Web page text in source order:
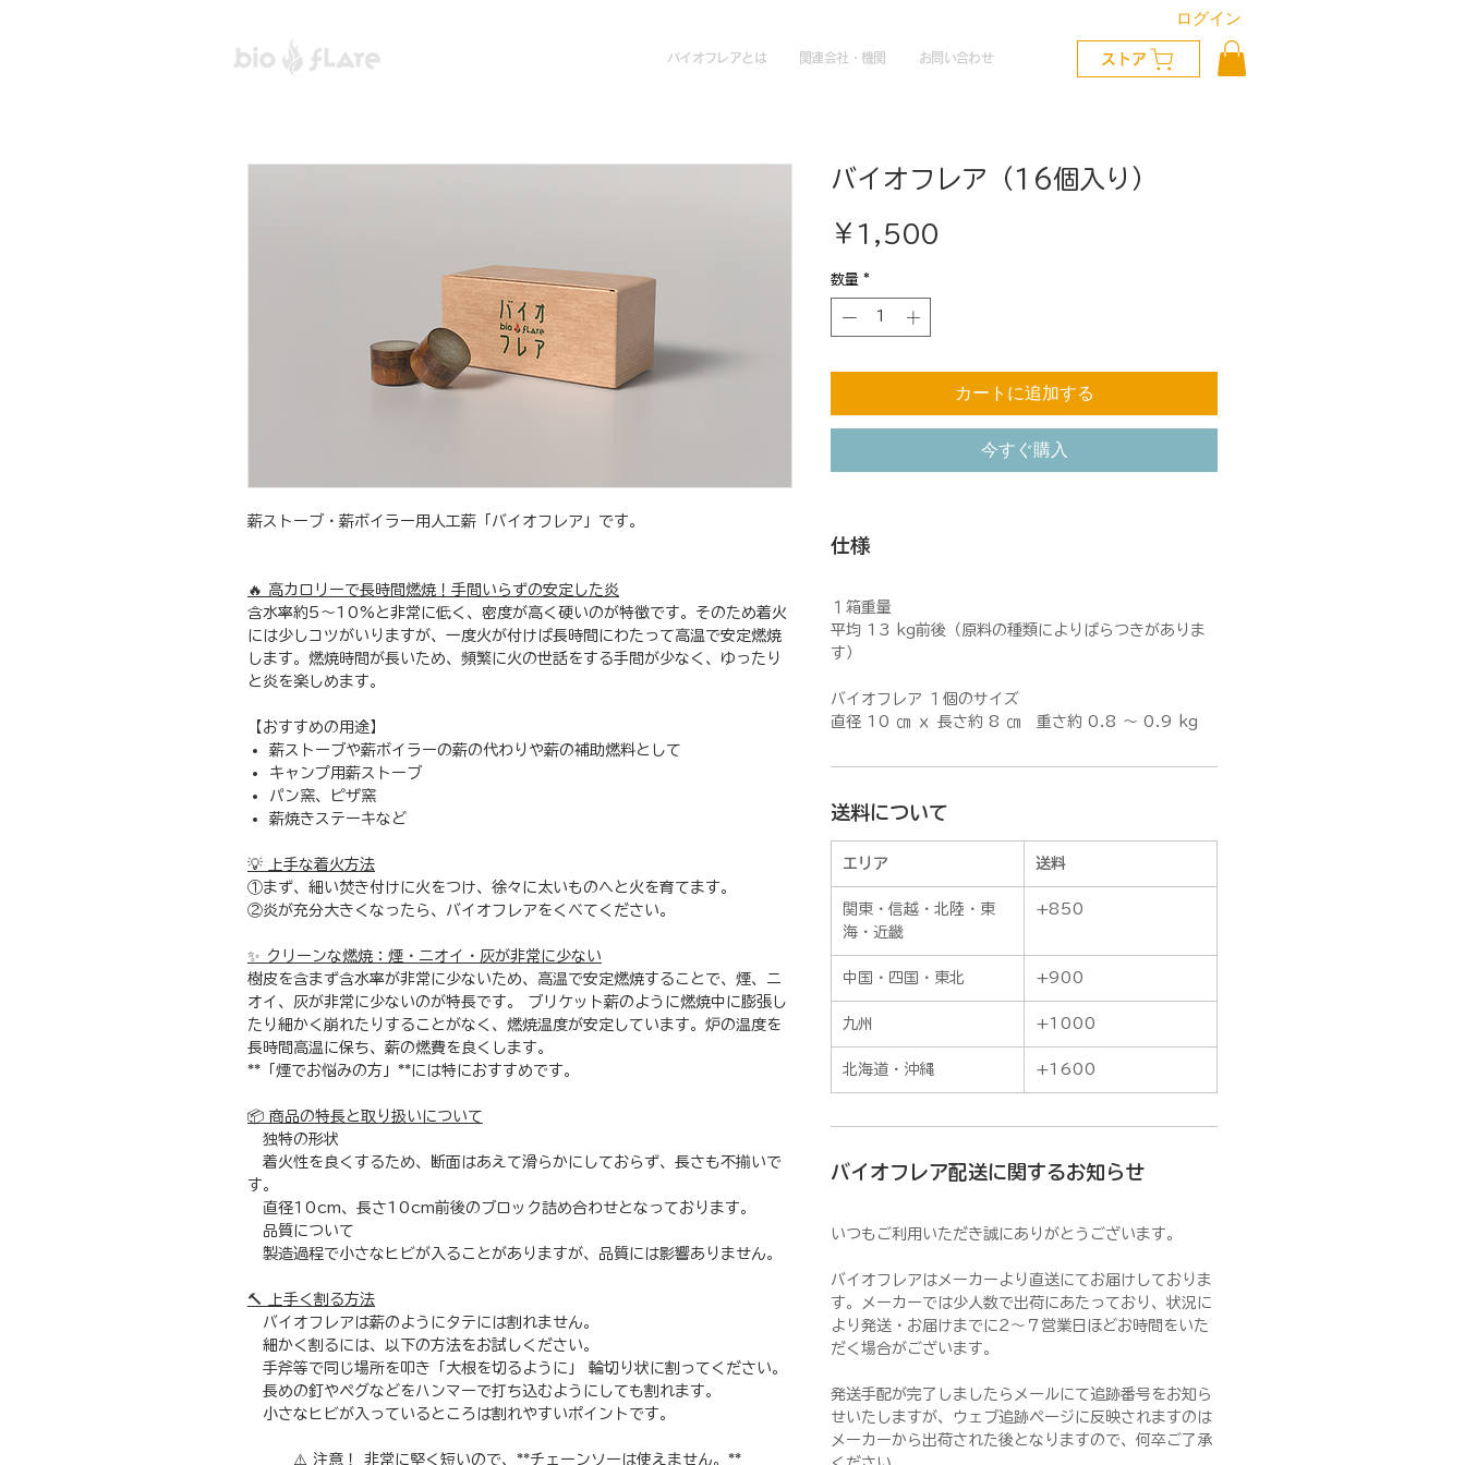
ログイン
バイオフレアとは 関連会社・機関 お問い合わせ ストア
薪ストーブ・薪ボイラー用人工薪「バイオフレア」です。
🔥 高カロリーで長時間燃焼！手間いらずの安定した炎
含水率約5～10%と非常に低く、密度が高く硬いのが特徴です。そのため着火
には少しコツがいりますが、一度火が付けば長時間にわたって高温で安定燃焼
します。燃焼時間が長いため、頻繁に火の世話をする手間が少なく、ゆったり
と炎を楽しめます。
【おすすめの用途】
薪ストーブや薪ボイラーの薪の代わりや薪の補助燃料として
キャンプ用薪ストーブ
パン窯、ピザ窯
薪焼きステーキなど
💡 上手な着火方法
①まず、細い焚き付けに火をつけ、徐々に太いものへと火を育てます。
②炎が充分大きくなったら、バイオフレアをくべてください。
✨ クリーンな燃焼：煙・ニオイ・灰が非常に少ない
樹皮を含まず含水率が非常に少ないため、高温で安定燃焼することで、煙、ニ
オイ、灰が非常に少ないのが特長です。 ブリケット薪のように燃焼中に膨張し
たり細かく崩れたりすることがなく、燃焼温度が安定しています。炉の温度を
長時間高温に保ち、薪の燃費を良くします。
**「煙でお悩みの方」**には特におすすめです。
📦 商品の特長と取り扱いについて
独特の形状
着火性を良くするため、断面はあえて滑らかにしておらず、長さも不揃いで
す。
直径10cm、長さ10cm前後のブロック詰め合わせとなっております。
品質について
製造過程で小さなヒビが入ることがありますが、品質には影響ありません。
🔨 上手く割る方法
バイオフレアは薪のようにタテには割れません。
細かく割るには、以下の方法をお試しください。
手斧等で同じ場所を叩き「大根を切るように」 輪切り状に割ってください。
長めの釘やペグなどをハンマーで打ち込むようにしても割れます。
小さなヒビが入っているところは割れやすいポイントです。
⚠️ 注意！ 非常に堅く短いので、**チェーンソーは使えません。**
バイオフレア（16個入り）
￥1,500
数量 *
カートに追加する
今すぐ購入
仕様
１箱重量
平均 13 kg前後（原料の種類によりばらつきがありま
す）
バイオフレア １個のサイズ
直径 10 ㎝ ｘ 長さ約 8 ㎝ 重さ約 0.8 ～ 0.9 kg
送料について
エリア 送料
関東・信越・北陸・東
海・近畿
+850
中国・四国・東北 +900
九州 +1000
北海道・沖縄 +1600
バイオフレア配送に関するお知らせ
いつもご利用いただき誠にありがとうございます。
バイオフレアはメーカーより直送にてお届けしておりま
す。メーカーでは少人数で出荷にあたっており、状況に
より発送・お届けまでに2～７営業日ほどお時間をいた
だく場合がございます。
発送手配が完了しましたらメールにて追跡番号をお知ら
せいたしますが、ウェブ追跡ページに反映されますのは
メーカーから出荷された後となりますので、何卒ご了承